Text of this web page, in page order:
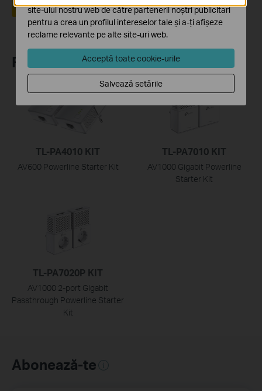
Da Nu
Recommend Products
TL-PA4010 KIT
AV600 Powerline Starter Kit
TL-PA7010 KIT
AV1000 Gigabit Powerline
Starter Kit
TL-PA7020P KIT
AV1000 2-port Gigabit
Passthrough Powerline Starter
Kit
Abonează-te
site-ului nostru web de către partenerii noștri publicitari
pentru a crea un profilul intereselor tale și a-ți afișeze
reclame relevante pe alte site-uri web.
Acceptă toate cookie-urile
Salvează setările